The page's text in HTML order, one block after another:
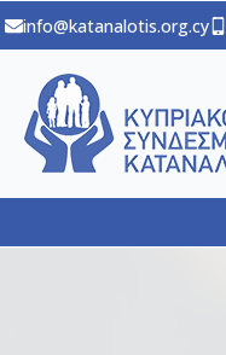
info@katanalotis.org.cy